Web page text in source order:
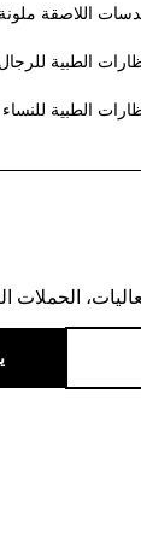
اللاصقة ملونة
الطبية للرجال
الطبية للنساء
الحملات